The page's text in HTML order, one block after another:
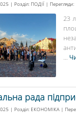
| Розділ: ПОДІЇ |
23
...
рада
| Розділ: ЕКОНОМІКА |